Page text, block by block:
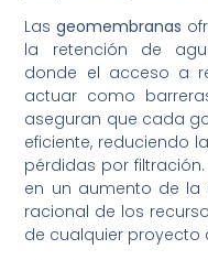
Lasgeomembranas
la retención de
donde el acceso a
actuar como
aseguran que cada
eficiente, reduciendo
pérdidas por
en un aumento de
racional de los
de cualquier